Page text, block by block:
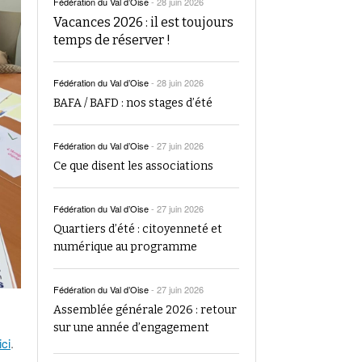
.
Vacances 2026 : il est toujours
temps de réserver !
Fédération du Val d’Oise- 28 juin 2026
BAFA / BAFD : nos stages d’été
Fédération du Val d’Oise- 27 juin 2026
Ce que disent les associations
Fédération du Val d’Oise- 27 juin 2026
Quartiers d’été : citoyenneté et
numérique au programme
Fédération du Val d’Oise- 27 juin 2026
Assemblée générale 2026 : retour
sur une année d’engagement